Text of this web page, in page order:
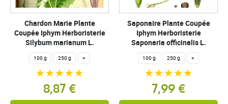
Chardon Marie Plante
Coupée Iphym Herboristerie
Silybum marianum L.
100 g 250 g +
8,87 €
Saponaire Plante Coupée
Iphym Herboristerie
Saponaria officinalis L.
100 g 250 g +
7,99 €